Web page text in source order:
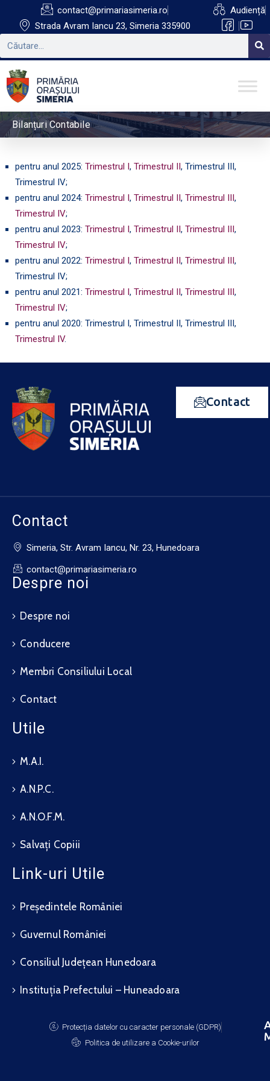
contact@primariasimeria.ro
Strada Avram Iancu 23, Simeria 335900
Audiență
Bilanțuri Contabile
pentru anul 2025: Trimestrul I, Trimestrul II, Trimestrul III,
Trimestrul IV;
pentru anul 2024: Trimestrul I, Trimestrul II, Trimestrul III,
Trimestrul IV;
pentru anul 2023: Trimestrul I, Trimestrul II, Trimestrul III,
Trimestrul IV;
pentru anul 2022: Trimestrul I, Trimestrul II, Trimestrul III,
Trimestrul IV;
pentru anul 2021: Trimestrul I, Trimestrul II, Trimestrul III,
Trimestrul IV;
pentru anul 2020: Trimestrul I, Trimestrul II, Trimestrul III,
Trimestrul IV.
Contact
Contact
Simeria, Str. Avram Iancu, Nr. 23, Hunedoara
contact@primariasimeria.ro
Despre noi
Despre noi
Conducere
Membri Consiliului Local
Contact
Utile
M.A.I.
A.N.P.C.
A.N.O.F.M.
Salvați Copiii
Link-uri Utile
Președintele României
Guvernul României
Consiliul Județean Hunedoara
Instituția Prefectului – Huneadoara
Protecția datelor cu caracter personale (GDPR)
Politica de utilizare a Cookie-urilor